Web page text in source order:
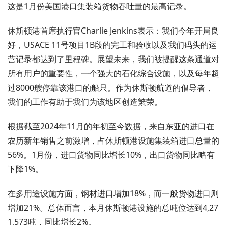
这是1月份美国港口集装箱货物吞吐量的最高记录。
休斯顿港首席执行官Charlie Jenkins表示：我们今年开局良
好，USACE 11号项目1B段的完工和验收以及我们码头的运
营记录都达到了里程碑。展望未来，我们被提醒这条通道对
所有用户的重要性，一个强大的石化综合设施，以及每年超
过8000艘停靠该港口的船只。作为休斯顿航道的倡导者，
我们的工作有助于我们为该地区创造繁荣。
根据截至2024年11月的年初至今数据，来自东亚的进口在
农历新年销售之前激增，占休斯顿港设施集装箱进口总量的
56%。1月份，进口货物同比增长10%，出口货物同比略有
下降1%。
在多用途设施方面，钢材进口增加18%，而一般货物进口则
增加21%。总体而言，本月休斯顿港设施的总吨位达到4,27
1,573吨，同比增长2%。